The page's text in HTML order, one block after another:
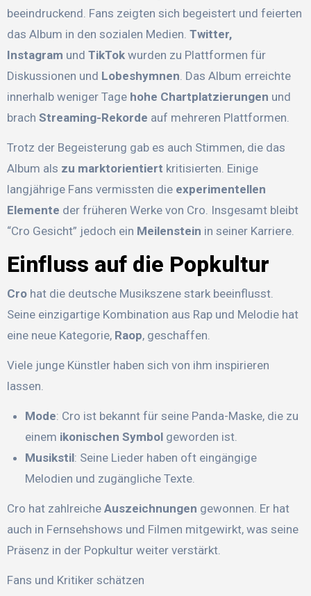
beeindruckend. Fans zeigten sich begeistert und feierten
das Album in den sozialen Medien. Twitter,
Instagram und TikTokwurden zu Plattformen für
Diskussionen und Lobeshymnen . Das Album erreichte
innerhalb weniger Tage hohe Chartplatzierungen und
brach Streaming-Rekorde auf mehreren Plattformen.
Trotz der Begeisterung gab es auch Stimmen, die das
Album als zu marktorientiert kritisierten. Einige
langjährige Fans vermissten die experimentellen
Elemente der früheren Werke von Cro. Insgesamt bleibt
“Cro Gesicht” jedoch ein Meilenstein in seiner Karriere.
Einfluss auf die Popkultur
Crohat die deutsche Musikszene stark beeinflusst.
Seine einzigartige Kombination aus Rap und Melodie hat
eine neue Kategorie, Raop, geschaffen.
Viele junge Künstler haben sich von ihm inspirieren
lassen.
Mode: Cro ist bekannt für seine Panda-Maske, die zu
einem ikonischen Symbolgeworden ist.
Musikstil: Seine Lieder haben oft eingängige
Melodien und zugängliche Texte.
Cro hat zahlreiche Auszeichnungen gewonnen. Er hat
auch in Fernsehshows und Filmen mitgewirkt, was seine
Präsenz in der Popkultur weiter verstärkt.
Fans und Kritiker schätzen